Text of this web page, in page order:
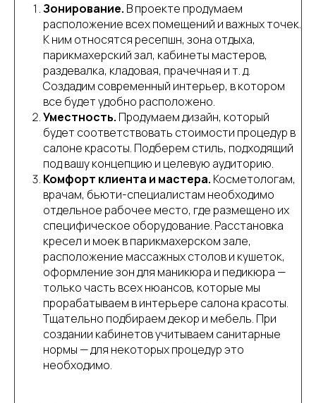
Зонирование. В проекте продумаем
расположение всех помещений и важных точек.
К ним относятся ресепшн, зона отдыха,
парикмахерский зал, кабинеты мастеров,
раздевалка, кладовая, прачечная и т. д.
Создадим современный интерьер, в котором
все будет удобно расположено.
Уместность. Продумаем дизайн, который
будет соответствовать стоимости процедур в
салоне красоты. Подберем стиль, подходящий
под вашу концепцию и целевую аудиторию.
Комфорт клиента и мастера. Косметологам,
врачам, бьюти-специалистам необходимо
отдельное рабочее место, где размещено их
специфическое оборудование. Расстановка
кресел и моек в парикмахерском зале,
расположение массажных столов и кушеток,
оформление зон для маникюра и педикюра —
только часть всех нюансов, которые мы
прорабатываем в интерьере салона красоты.
Тщательно подбираем декор и мебель. При
создании кабинетов учитываем санитарные
нормы — для некоторых процедур это
необходимо.